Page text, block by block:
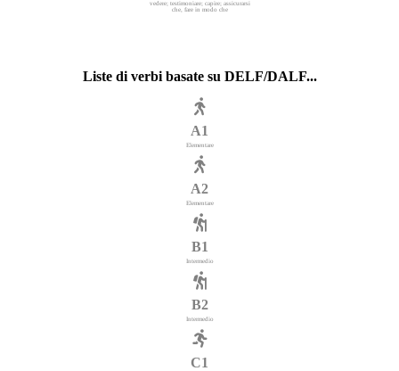
vedere; testimoniare; capire; assicurarsi
che, fare in modo che
Liste di verbi basate su DELF/DALF...
A1
Elementare
A2
Elementare
B1
Intermedio
B2
Intermedio
C1